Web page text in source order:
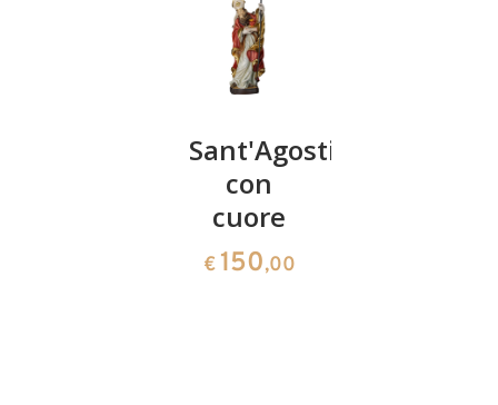
Sant'Agostino
con
cuore
€ 150,00